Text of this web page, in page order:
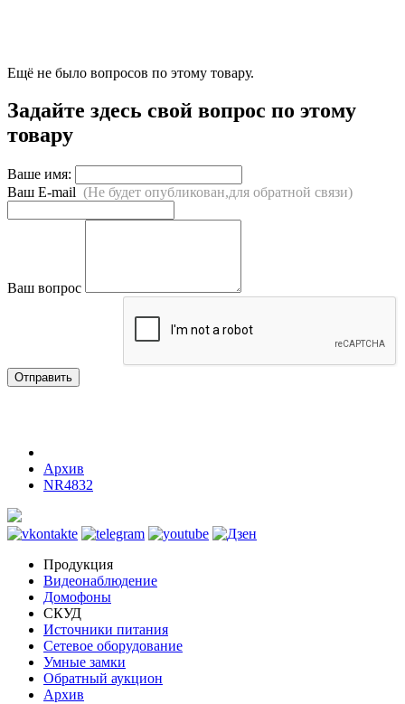
Ещё не было вопросов по этому товару.
Задайте здесь свой вопрос по этому
товару
Ваше имя:
Ваш E-mail (Не будет опубликован,для обратной связи)
Ваш вопрос
Отправить
Архив
NR4832
Продукция
Видеонаблюдение
Домофоны
СКУД
Источники питания
Сетевое оборудование
Умные замки
Обратный аукцион
Архив